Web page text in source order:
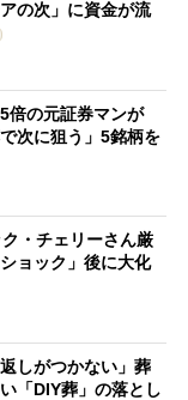
の次」に資金が流
倍の元証券マンが
次に狙う」5銘柄を
ク・チェリーさん厳
ョック」後に大化
しがつかない」葬
「DIY葬」の落とし